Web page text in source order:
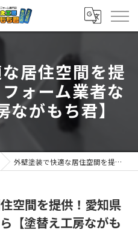
居住空間を提
ォーム業者な
がもち君】
外壁塗装で快適な居住空間を提供！愛知県のリフォーム業者なら【塗替え工房ながもち君】
空間を提供！愛知県
【塗替え工房ながも